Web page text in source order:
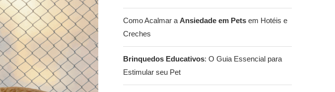
Como Acalmar a Ansiedade em Pets em Hotéis e
Creches
Brinquedos Educativos: O Guia Essencial para
Estimular seu Pet